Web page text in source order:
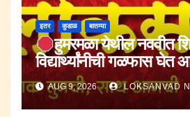
इतर कुडाळ बातम्या
हुमरमळा येथील नववीत
विद्यार्थ्यांनीची गळफास घेत
AUG 9, 2026 LOKSANVAD